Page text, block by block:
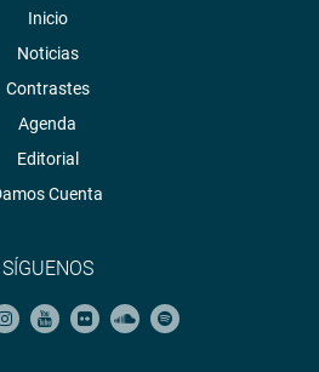
Inicio
Noticias
Contrastes
Agenda
Editorial
Cuenta
SÍGUENOS